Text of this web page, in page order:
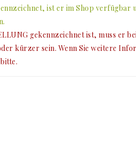
ist er im Shop verfügbar
gekennzeichnet ist, muss er
kürzer sein. Wenn Sie weitere